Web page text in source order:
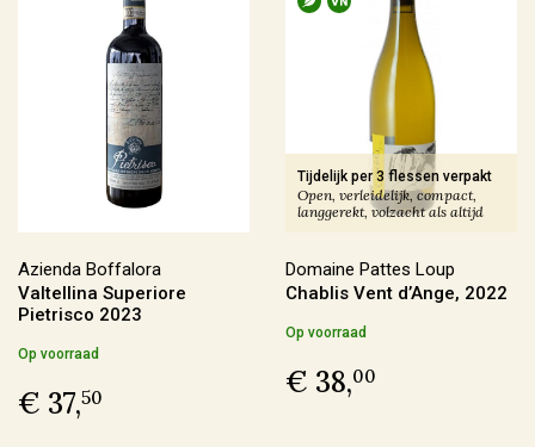
€ 0,00 - € 9,99
€ 10,00 - € 19,99
€ 20,00 - € 29,99
€ 30,00 - € 39,99
Voorraad
Op voorraad
Binnenkort leverbaar
Azienda Boffalora
Valtellina Superiore
Pietrisco 2023
Op voorraad
€ 37,50
Tijdelijk per 3 flessen verpakt
Open, verleidelijk, compact,
langgerekt, volzacht als altijd
Domaine Pattes Loup
Chablis Vent d’Ange, 2022
Op voorraad
€ 38,00